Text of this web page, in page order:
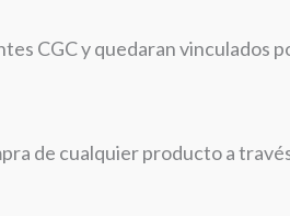
CGC y quedaran vinculados
de cualquier producto a